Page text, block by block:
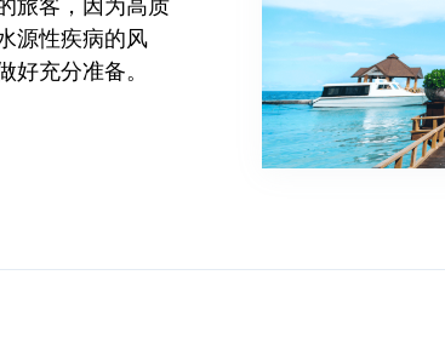
旅客，因为高质
源性疾病的风
好充分准备。